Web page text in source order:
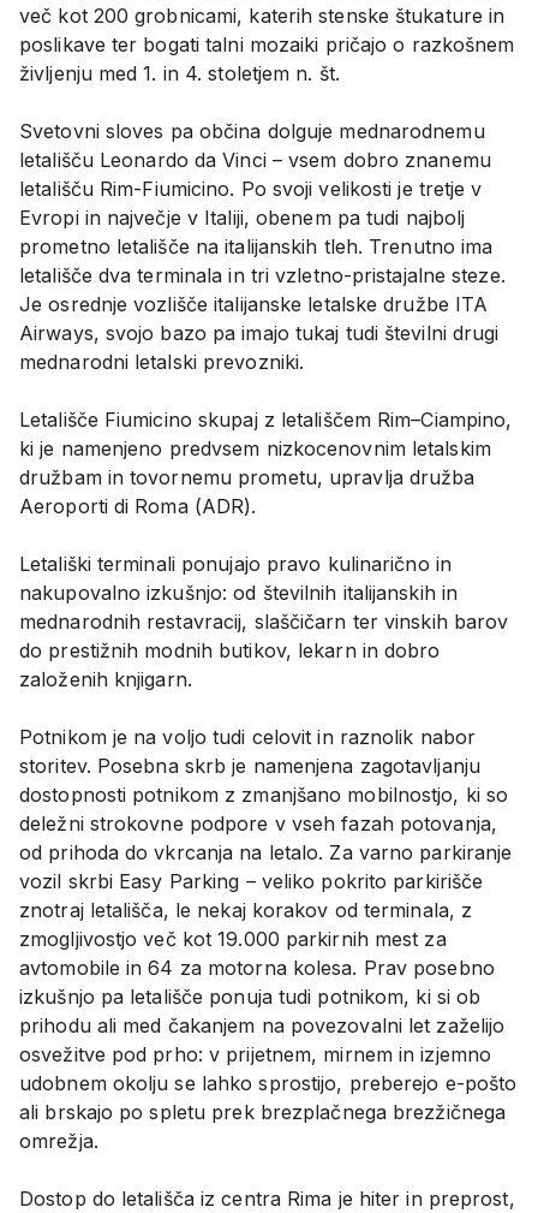
več kot 200 grobnicami, katerih stenske štukature in
poslikave ter bogati talni mozaiki pričajo o razkošnem
življenju med 1. in 4. stoletjem n. št.
Svetovni sloves pa občina dolguje mednarodnemu
letališču Leonardo da Vinci – vsem dobro znanemu
letališču Rim-Fiumicino. Po svoji velikosti je tretje v
Evropi in največje v Italiji, obenem pa tudi najbolj
prometno letališče na italijanskih tleh. Trenutno ima
letališče dva terminala in tri vzletno-pristajalne steze.
Je osrednje vozlišče italijanske letalske družbe ITA
Airways, svojo bazo pa imajo tukaj tudi številni drugi
mednarodni letalski prevozniki.
Letališče Fiumicino skupaj z letališčem Rim–Ciampino,
ki je namenjeno predvsem nizkocenovnim letalskim
družbam in tovornemu prometu, upravlja družba
Aeroporti di Roma (ADR).
Letališki terminali ponujajo pravo kulinarično in
nakupovalno izkušnjo: od številnih italijanskih in
mednarodnih restavracij, slaščičarn ter vinskih barov
do prestižnih modnih butikov, lekarn in dobro
založenih knjigarn.
Potnikom je na voljo tudi celovit in raznolik nabor
storitev. Posebna skrb je namenjena zagotavljanju
dostopnosti potnikom z zmanjšano mobilnostjo, ki so
deležni strokovne podpore v vseh fazah potovanja,
od prihoda do vkrcanja na letalo. Za varno parkiranje
vozil skrbi Easy Parking – veliko pokrito parkirišče
znotraj letališča, le nekaj korakov od terminala, z
zmogljivostjo več kot 19.000 parkirnih mest za
avtomobile in 64 za motorna kolesa. Prav posebno
izkušnjo pa letališče ponuja tudi potnikom, ki si ob
prihodu ali med čakanjem na povezovalni let zaželijo
osvežitve pod prho: v prijetnem, mirnem in izjemno
udobnem okolju se lahko sprostijo, preberejo e-pošto
ali brskajo po spletu prek brezplačnega brezžičnega
omrežja.
Dostop do letališča iz centra Rima je hiter in preprost,